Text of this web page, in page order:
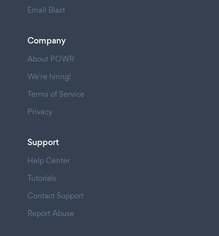
Email Blast
Company
About POWR
We're hiring!
Terms of Service
Privacy
Support
Help Center
Tutorials
Contact Support
Report Abuse